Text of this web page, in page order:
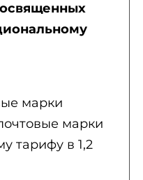
марки
марки
тарифу в 1,2